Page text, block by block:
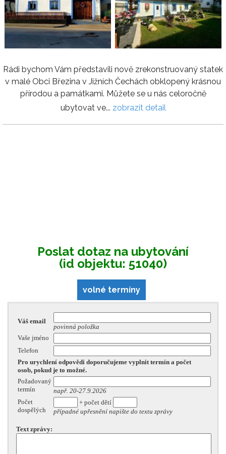
Rádi bychom Vám představili nově zrekonstruovaný statek
v malé Obci Březina v Jižních Čechách obklopený krásnou
přírodou a památkami. Můžete se u nás celoročně
ubytovat ve... zobrazit detail
Poslat dotaz na ubytování
(id objektu: 51040)
volné termíny